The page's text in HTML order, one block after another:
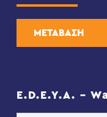
ΜΕΤΑΒΑΣΗ
E.D.E.Y.A. –